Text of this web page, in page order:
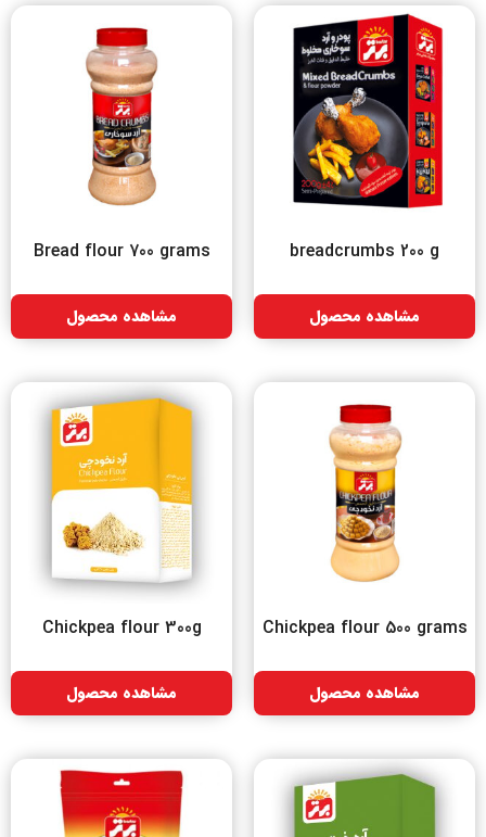
Bread flour 700 grams
مشاهده محصول
breadcrumbs 200 g
مشاهده محصول
Chickpea flour 300g
مشاهده محصول
Chickpea flour 500 grams
مشاهده محصول